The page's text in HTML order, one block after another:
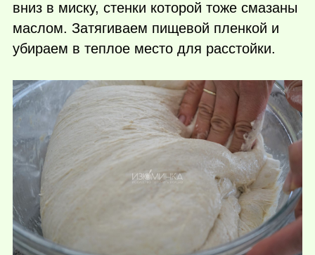
вниз в миску, стенки которой тоже смазаны
маслом. Затягиваем пищевой пленкой и
убираем в теплое место для расстойки.